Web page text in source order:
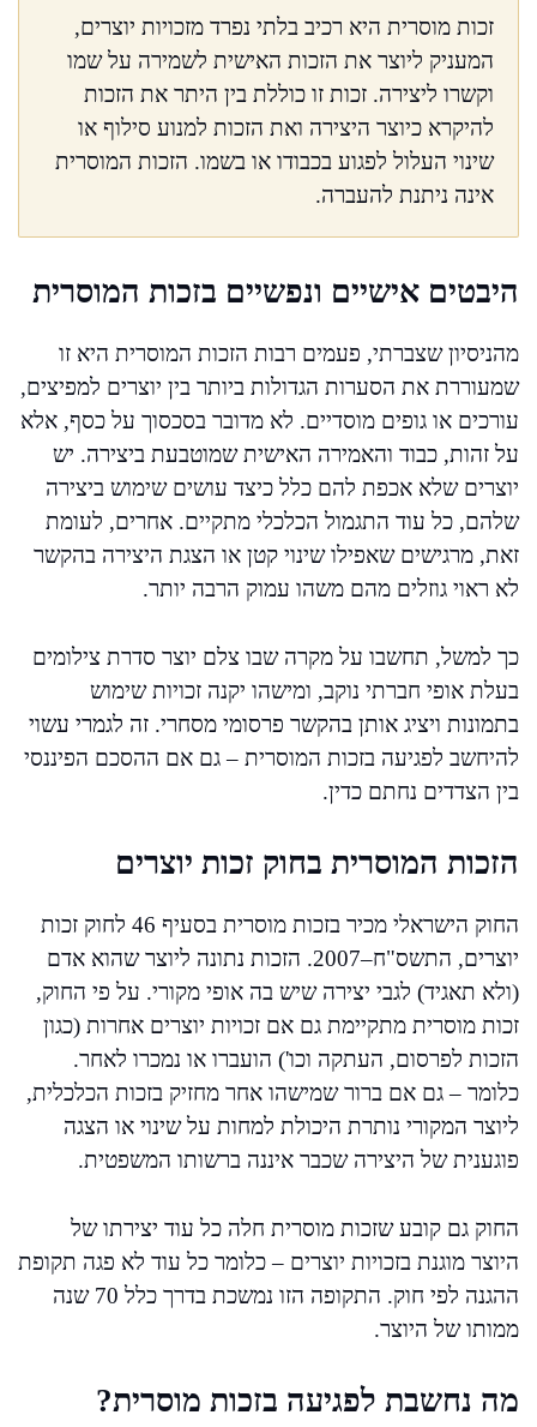
זכות מוסרית היא רכיב בלתי נפרד מזכויות יוצרים,
המעניק ליוצר את הזכות האישית לשמירה על שמו
וקשרו ליצירה. זכות זו כוללת בין היתר את הזכות
להיקרא כיוצר היצירה ואת הזכות למנוע סילוף או
שינוי העלול לפגוע בכבודו או בשמו. הזכות המוסרית
אינה ניתנת להעברה.
היבטים אישיים ונפשיים בזכות המוסרית
מהניסיון שצברתי, פעמים רבות הזכות המוסרית היא זו
שמעוררת את הסערות הגדולות ביותר בין יוצרים למפיצים,
עורכים או גופים מוסדיים. לא מדובר בסכסוך על כסף, אלא
על זהות, כבוד והאמירה האישית שמוטבעת ביצירה. יש
יוצרים שלא אכפת להם כלל כיצד עושים שימוש ביצירה
שלהם, כל עוד התגמול הכלכלי מתקיים. אחרים, לעומת
זאת, מרגישים שאפילו שינוי קטן או הצגת היצירה בהקשר
לא ראוי גוזלים מהם משהו עמוק הרבה יותר.
כך למשל, תחשבו על מקרה שבו צלם יוצר סדרת צילומים
בעלת אופי חברתי נוקב, ומישהו יקנה זכויות שימוש
בתמונות ויציג אותן בהקשר פרסומי מסחרי. זה לגמרי עשוי
להיחשב לפגיעה בזכות המוסרית – גם אם ההסכם הפיננסי
בין הצדדים נחתם כדין.
הזכות המוסרית בחוק זכות יוצרים
החוק הישראלי מכיר בזכות מוסרית בסעיף 46 לחוק זכות
יוצרים, התשס"ח–2007. הזכות נתונה ליוצר שהוא אדם
(ולא תאגיד) לגבי יצירה שיש בה אופי מקורי. על פי החוק,
זכות מוסרית מתקיימת גם אם זכויות יוצרים אחרות (כגון
הזכות לפרסום, העתקה וכו') הועברו או נמכרו לאחר.
כלומר – גם אם ברור שמישהו אחר מחזיק בזכות הכלכלית,
ליוצר המקורי נותרת היכולת למחות על שינוי או הצגה
פוגענית של היצירה שכבר איננה ברשותו המשפטית.
החוק גם קובע שזכות מוסרית חלה כל עוד יצירתו של
היוצר מוגנת בזכויות יוצרים – כלומר כל עוד לא פגה תקופת
ההגנה לפי חוק. התקופה הזו נמשכת בדרך כלל 70 שנה
ממותו של היוצר.
מה נחשבת לפגיעה בזכות מוסרית?